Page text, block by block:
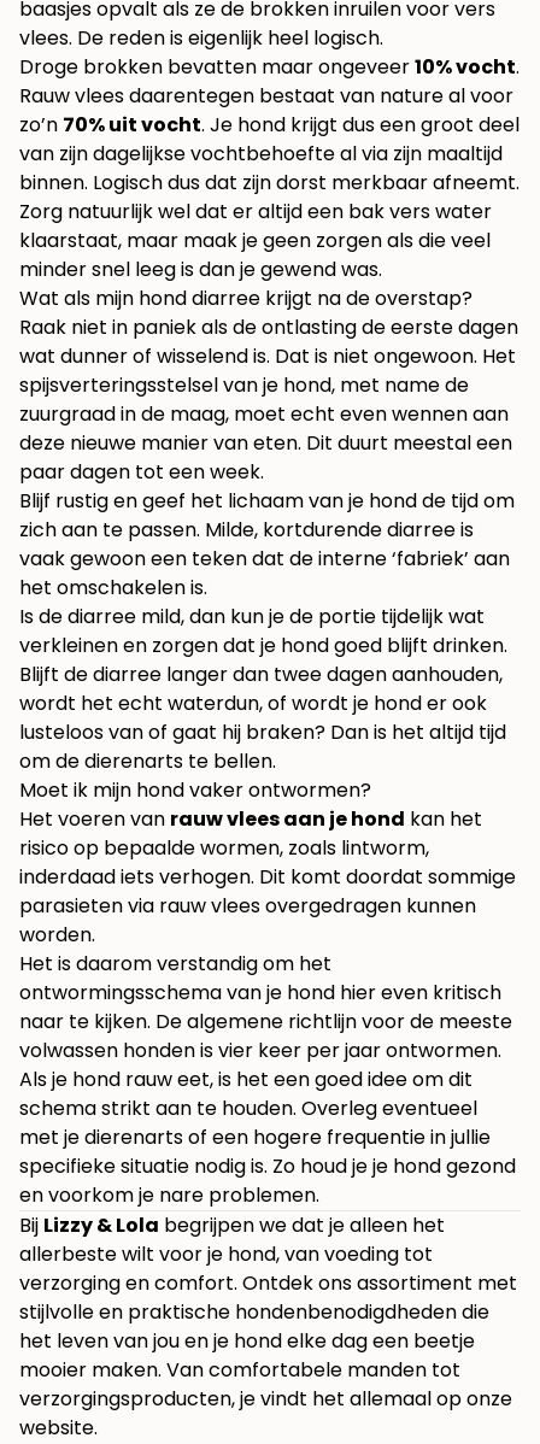
baasjes opvalt als ze de brokken inruilen voor vers
vlees. De reden is eigenlijk heel logisch.
Droge brokken bevatten maar ongeveer10% vocht.
Rauw vlees daarentegen bestaat van nature al voor
zo’n 70% uit vocht. Je hond krijgt dus een groot deel
van zijn dagelijkse vochtbehoefte al via zijn maaltijd
binnen. Logisch dus dat zijn dorst merkbaar afneemt.
Zorg natuurlijk wel dat er altijd een bak vers water
klaarstaat, maar maak je geen zorgen als die veel
minder snel leeg is dan je gewend was.
Wat als mijn hond diarree krijgt na de overstap?
Raak niet in paniek als de ontlasting de eerste dagen
wat dunner of wisselend is. Dat is niet ongewoon. Het
spijsverteringsstelsel van je hond, met name de
zuurgraad in de maag, moet echt even wennen aan
deze nieuwe manier van eten. Dit duurt meestal een
paar dagen tot een week.
Blijf rustig en geef het lichaam van je hond de tijd om
zich aan te passen. Milde, kortdurende diarree is
vaak gewoon een teken dat de interne ‘fabriek’ aan
het omschakelen is.
Is de diarree mild, dan kun je de portie tijdelijk wat
verkleinen en zorgen dat je hond goed blijft drinken.
Blijft de diarree langer dan twee dagen aanhouden,
wordt het echt waterdun, of wordt je hond er ook
lusteloos van of gaat hij braken? Dan is het altijd tijd
om de dierenarts te bellen.
Moet ik mijn hond vaker ontwormen?
Het voeren van rauw vlees aan je hond kan het
risico op bepaalde wormen, zoals lintworm,
inderdaad iets verhogen. Dit komt doordat sommige
parasieten via rauw vlees overgedragen kunnen
worden.
Het is daarom verstandig om het
ontwormingsschema van je hond hier even kritisch
naar te kijken. De algemene richtlijn voor de meeste
volwassen honden is vier keer per jaar ontwormen.
Als je hond rauw eet, is het een goed idee om dit
schema strikt aan te houden. Overleg eventueel
met je dierenarts of een hogere frequentie in jullie
specifieke situatie nodig is. Zo houd je je hond gezond
en voorkom je nare problemen.
Bij Lizzy & Lola begrijpen we dat je alleen het
allerbeste wilt voor je hond, van voeding tot
verzorging en comfort. Ontdek ons assortiment met
stijlvolle en praktische hondenbenodigdheden die
het leven van jou en je hond elke dag een beetje
mooier maken. Van comfortabele manden tot
verzorgingsproducten, je vindt het allemaal oponze
website.